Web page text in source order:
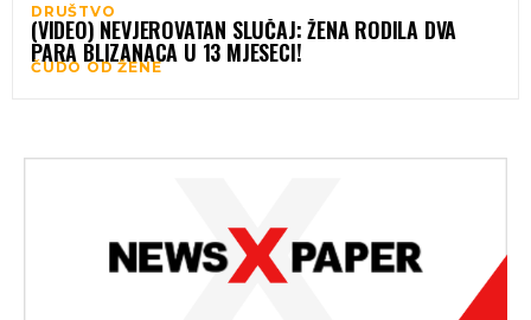
DRUŠTVO
(VIDEO) NEVJEROVATAN SLUČAJ: ŽENA RODILA DVA
PARA BLIZANACA U 13 MJESECI!
ČUDO OD ŽENE